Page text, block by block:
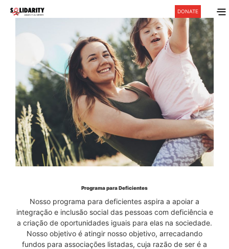
DONATE
Programa para Deficientes
Nosso programa para deficientes aspira a apoiar a
integração e inclusão social das pessoas com deficiência e
a criação de oportunidades iguais para elas na sociedade.
Nosso objetivo é atingir nosso objetivo, arrecadando
fundos para associações listadas, cuja razão de ser é a